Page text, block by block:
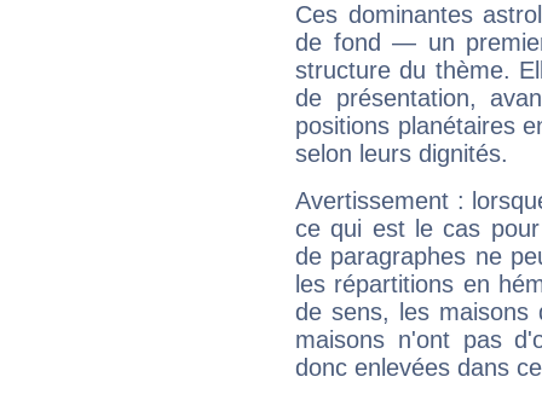
Ces dominantes
de fond — un
structure du thème.
de présentation,
positions planétaires
selon leurs dignités.
Avertissement :
ce qui est le cas
de paragraphes ne
les répartitions en
de sens, les maisons
maisons n'ont pas
donc enlevées dans